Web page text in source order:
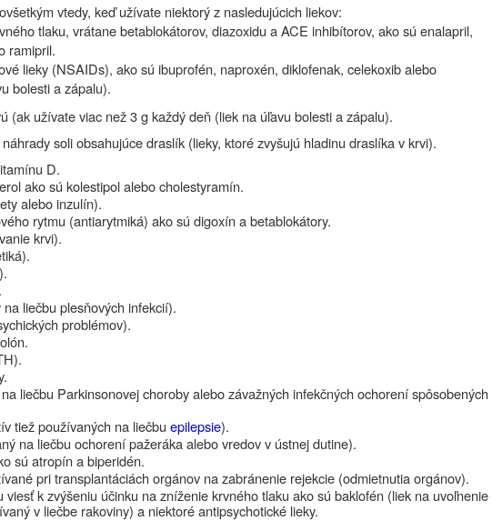
vtedy, keď užívate niektorý z nasledujúcich liekov:
tlaku, vrátane betablokátorov, diazoxidu a ACE inhibítorov, ako sú enalapril,
ramipril.
lieky (NSAIDs), ako sú ibuprofén, naproxén, diklofenak, celekoxib alebo
bolesti a zápalu).
(ak užívate viac než 3 g každý deň (liek na úľavu bolesti a zápalu).
soli obsahujúce draslík (lieky, ktoré zvyšujú hladinu draslíka v krvi).
D.
ako sú kolestipol alebo cholestyramín.
alebo inzulín).
rytmu (antiarytmiká) ako sú digoxín a betablokátory.
krvi).
liečbu plesňových infekcií).
problémov).
liečbu Parkinsonovej choroby alebo závažných infekčných ochorení spôsobených
tiež používaných na liečbu epilepsie).
na liečbu ochorení pažeráka alebo vredov v ústnej dutine).
sú atropín a biperidén.
pri transplantáciách orgánov na zabránenie rejekcie (odmietnutia orgánov).
viesť k zvýšeniu účinku na zníženie krvného tlaku ako sú baklofén (liek na uvoľnenie
v liečbe rakoviny) a niektoré antipsychotické lieky.